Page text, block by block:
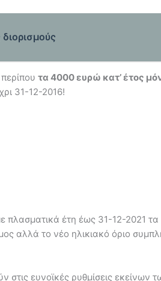
τα 4000 ευρώ κατ’ έτος
31-12-2016!
πλασματικά έτη έως 31-12-2021 τα
αλλά το νέο ηλικιακό όριο
ευνοϊκές ρυθμίσεις εκείνων